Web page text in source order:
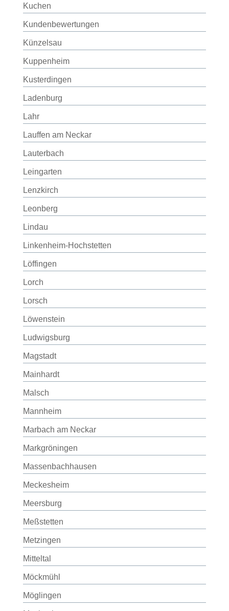
Kuchen
Kundenbewertungen
Künzelsau
Kuppenheim
Kusterdingen
Ladenburg
Lahr
Lauffen am Neckar
Lauterbach
Leingarten
Lenzkirch
Leonberg
Lindau
Linkenheim-Hochstetten
Löffingen
Lorch
Lorsch
Löwenstein
Ludwigsburg
Magstadt
Mainhardt
Malsch
Mannheim
Marbach am Neckar
Markgröningen
Massenbachhausen
Meckesheim
Meersburg
Meßstetten
Metzingen
Mitteltal
Möckmühl
Möglingen